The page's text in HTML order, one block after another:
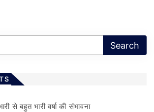
से बहुत भारी वर्षा की संभावना